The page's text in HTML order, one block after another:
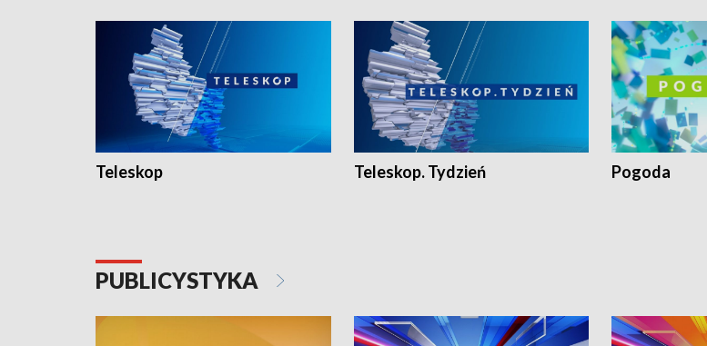
Teleskop Teleskop. Tydzień Pogoda
PUBLICYSTYKA